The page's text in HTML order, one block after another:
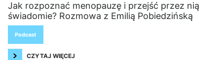
Jak rozpoznać menopauzę i przejść przez nią
świadomie? Rozmowa z Emilią Pobiedzińską
Podcast
CZYTAJ WIĘCEJ